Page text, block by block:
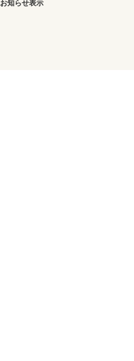
お知らせ表示